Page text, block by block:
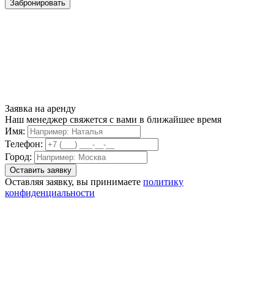
Забронировать
Заявка на аренду
Наш менеджер свяжется с вами в ближайшее время
Имя:
Телефон:
Город:
Оставляя заявку, вы принимаете политику
конфиденциальности